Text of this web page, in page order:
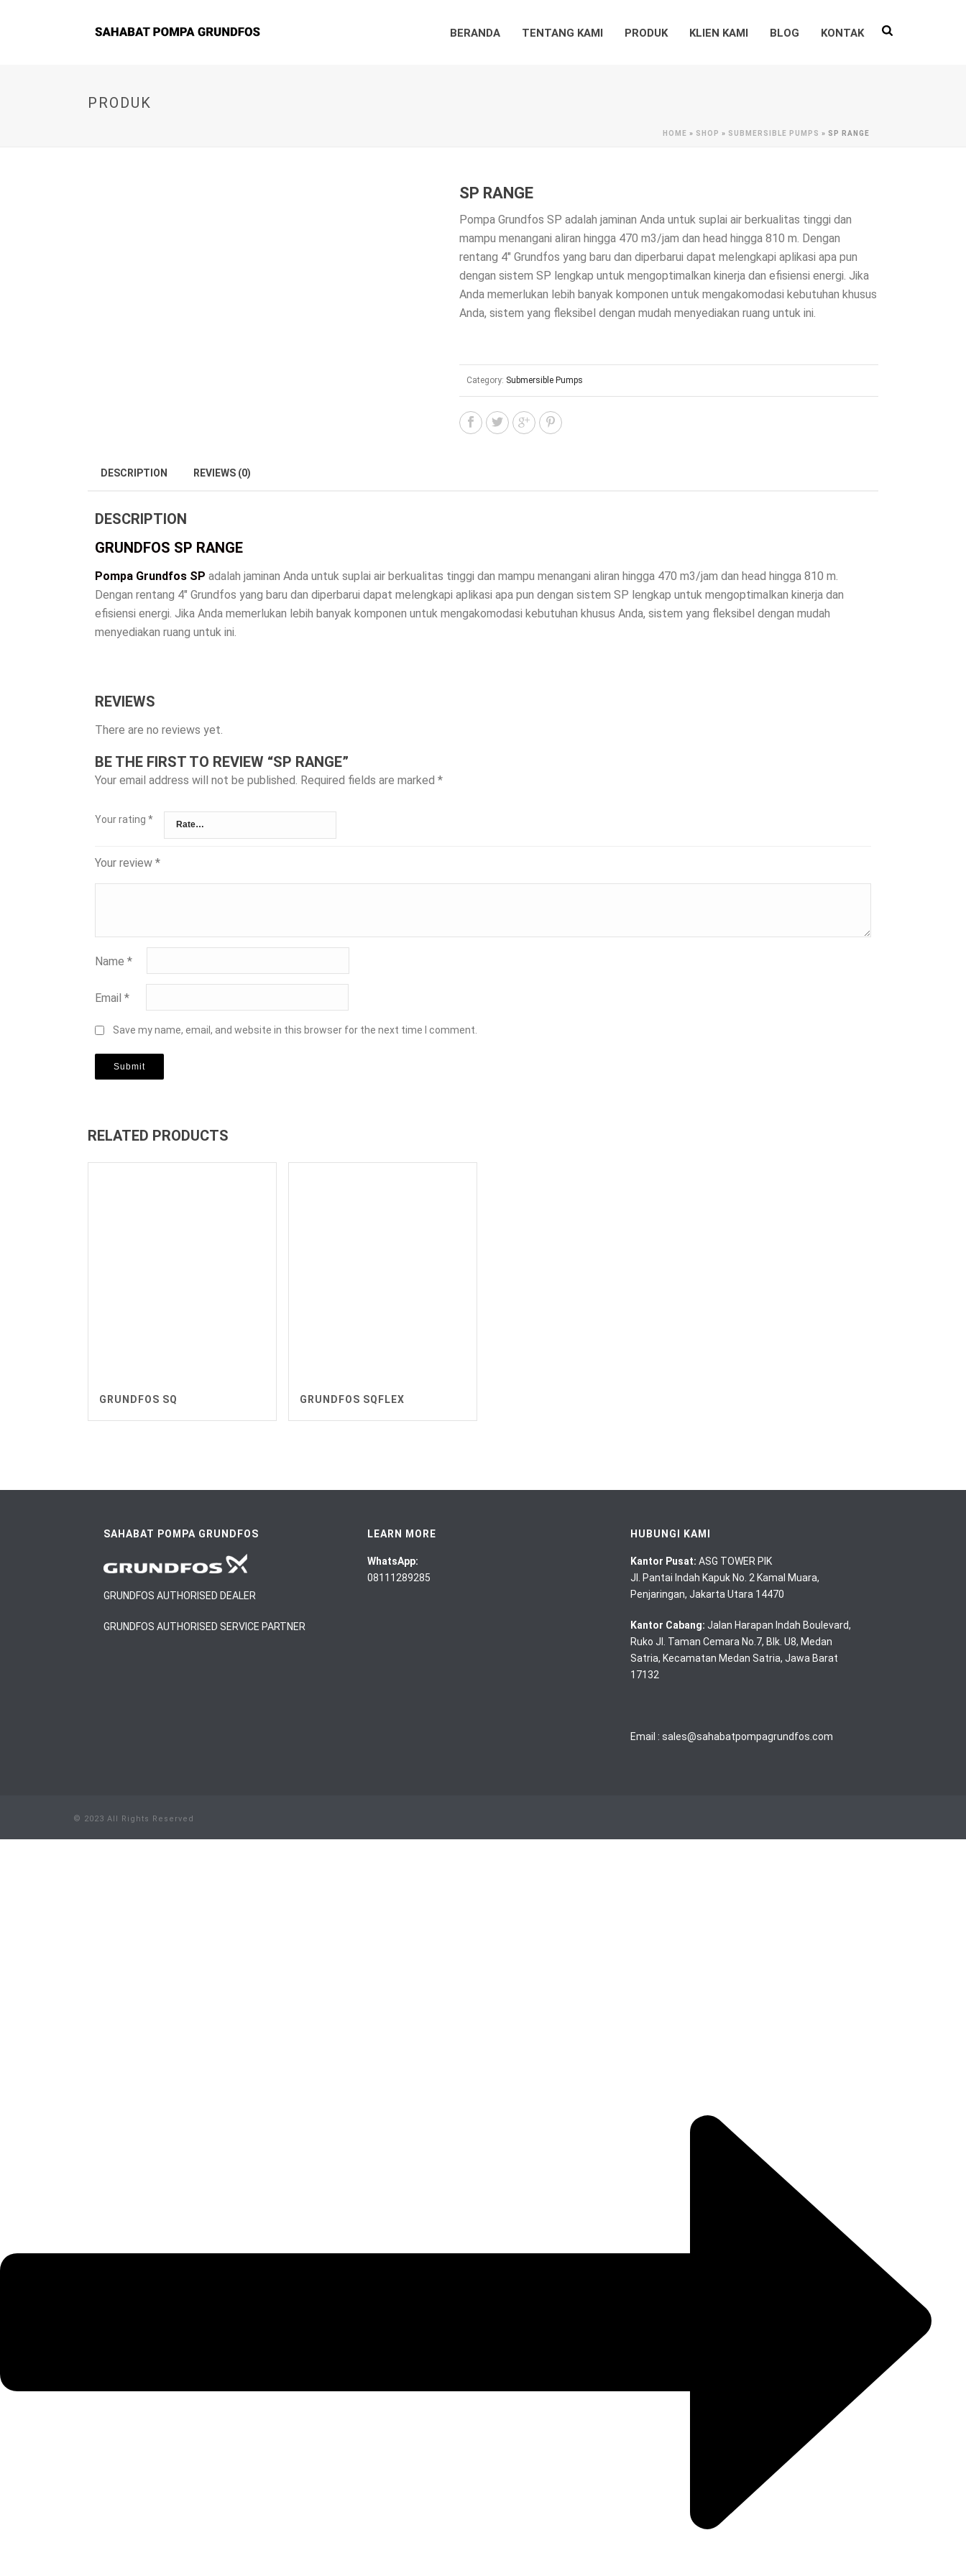
BERANDA TENTANG KAMI PRODUK KLIEN KAMI BLOG KONTAK
PRODUK
HOME » SHOP » SUBMERSIBLE PUMPS » SP RANGE
SP RANGE
Pompa Grundfos SP adalah jaminan Anda untuk suplai air berkualitas tinggi dan
mampu menangani aliran hingga 470 m3/jam dan head hingga 810 m. Dengan
rentang 4″ Grundfos yang baru dan diperbarui dapat melengkapi aplikasi apa pun
dengan sistem SP lengkap untuk mengoptimalkan kinerja dan efisiensi energi. Jika
Anda memerlukan lebih banyak komponen untuk mengakomodasi kebutuhan khusus
Anda, sistem yang fleksibel dengan mudah menyediakan ruang untuk ini.
Category: Submersible Pumps
DESCRIPTION REVIEWS (0)
DESCRIPTION
GRUNDFOS SP RANGE
Pompa Grundfos SP adalah jaminan Anda untuk suplai air berkualitas tinggi dan mampu menangani aliran hingga 470 m3/jam dan head hingga 810 m.
Dengan rentang 4″ Grundfos yang baru dan diperbarui dapat melengkapi aplikasi apa pun dengan sistem SP lengkap untuk mengoptimalkan kinerja dan
efisiensi energi. Jika Anda memerlukan lebih banyak komponen untuk mengakomodasi kebutuhan khusus Anda, sistem yang fleksibel dengan mudah
menyediakan ruang untuk ini.
REVIEWS
There are no reviews yet.
BE THE FIRST TO REVIEW “SP RANGE”
Your email address will not be published. Required fields are marked *
Your rating *
Your review *
Name *
Email *
Save my name, email, and website in this browser for the next time I comment.
RELATED PRODUCTS
GRUNDFOS SQ GRUNDFOS SQFLEX
SAHABAT POMPA GRUNDFOS
GRUNDFOS AUTHORISED DEALER
GRUNDFOS AUTHORISED SERVICE PARTNER
LEARN MORE
WhatsApp:
08111289285
HUBUNGI KAMI
Kantor Pusat:ASG TOWER PIK
Jl. Pantai Indah Kapuk No. 2 Kamal Muara,
Penjaringan, Jakarta Utara 14470
Kantor Cabang:Jalan Harapan Indah Boulevard,
Ruko Jl. Taman Cemara No.7, Blk. U8, Medan
Satria, Kecamatan Medan Satria, Jawa Barat
17132
Email :sales@sahabatpompagrundfos.com
© 2023 All Rights Reserved